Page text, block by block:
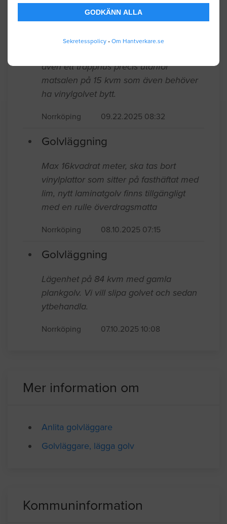
GODKÄNN ALLA
Sekretesspolicy • Om Hantverkare.se
Norrköping 09.29.2025 10:48
på lagret i Norrköping. Rummet är 75
kvm stort, men 13 kvm går bort pga att
det finns klinker vi köket. Däremot har vi
matsalen på 15 kvm som även behöver
ha vinylgolvet bytt.
Golvläggning
Max 16kvadrat meter, ska tas bort
lim, nytt laminatgolv finns tillgängligt
med en rulle överdragsmatta
Golvläggning
plankgolv. Vi vill slipa golvet och sedan
Mer information om